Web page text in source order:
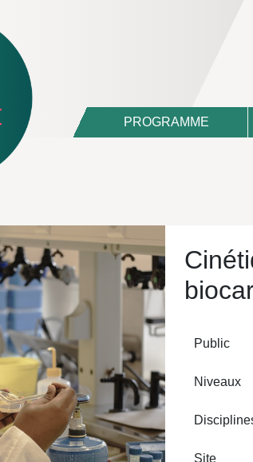
PROGRAMME
Public
Niveaux
Site